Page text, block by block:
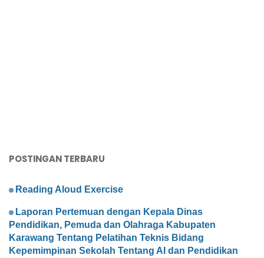
POSTINGAN TERBARU
Reading Aloud Exercise
Laporan Pertemuan dengan Kepala Dinas
Pendidikan, Pemuda dan Olahraga Kabupaten
Karawang Tentang Pelatihan Teknis Bidang
Kepemimpinan Sekolah Tentang AI dan Pendidikan